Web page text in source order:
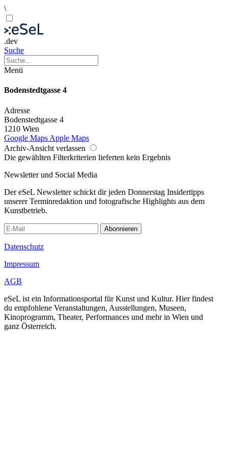
\
.dev
Suche
Menü
Bodenstedtgasse 4
Adresse
Bodenstedtgasse 4
1210 Wien
Google Maps Apple Maps
Archiv-Ansicht verlassen
Die gewählten Filterkriterien lieferten kein Ergebnis
Newsletter und Social Media
Der eSeL Newsletter schickt dir jeden Donnerstag Insidertipps
unserer Terminredaktion und fotografische Highlights aus dem
Kunstbetrieb.
Abonnieren
Datenschutz
Impressum
AGB
eSeL ist ein Informationsportal für Kunst und Kultur. Hier findest
du empfohlene Veranstaltungen, Ausstellungen, Museen,
Kinoprogramm, Theater, Performances und mehr in Wien und
ganz Österreich.